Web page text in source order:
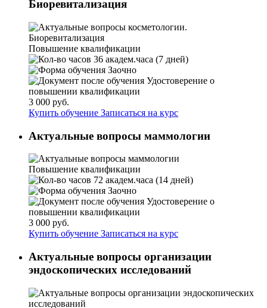
Биоревитализация
Повышение квалификации
36 академ.часа (7 дней)
Заочно
Удостоверение о
повышении квалификации
3 000 руб.
Купить обучение Записаться на курс
Актуальные вопросы маммологии
Повышение квалификации
72 академ.часа (14 дней)
Заочно
Удостоверение о
повышении квалификации
3 000 руб.
Купить обучение Записаться на курс
Актуальные вопросы организации
эндоскопических исследований